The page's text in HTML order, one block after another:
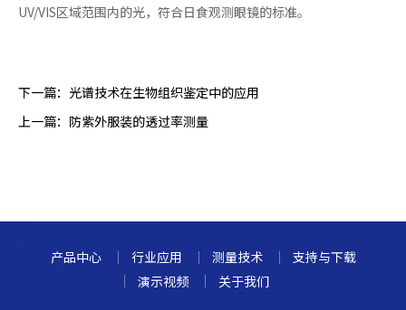
UV/VIS区域范围内的光，符合日食观测眼镜的标准。
下一篇： 光谱技术在生物组织鉴定中的应用
上一篇： 防紫外服装的透过率测量
产品中心 行业应用 测量技术
支持与下载
演示视频
关于我们